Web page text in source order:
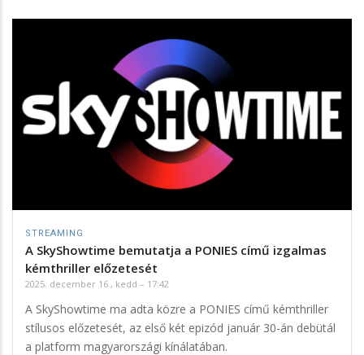
STREAMING
A SkyShowtime bemutatja a PONIES című izgalmas
kémthriller előzetesét
2025. december 16., kedd – 17:42
A SkyShowtime ma adta közre a PONIES című kémthriller
stílusos előzetesét, az első két epizód január 30-án debütál
a platform magyarországi kínálatában.